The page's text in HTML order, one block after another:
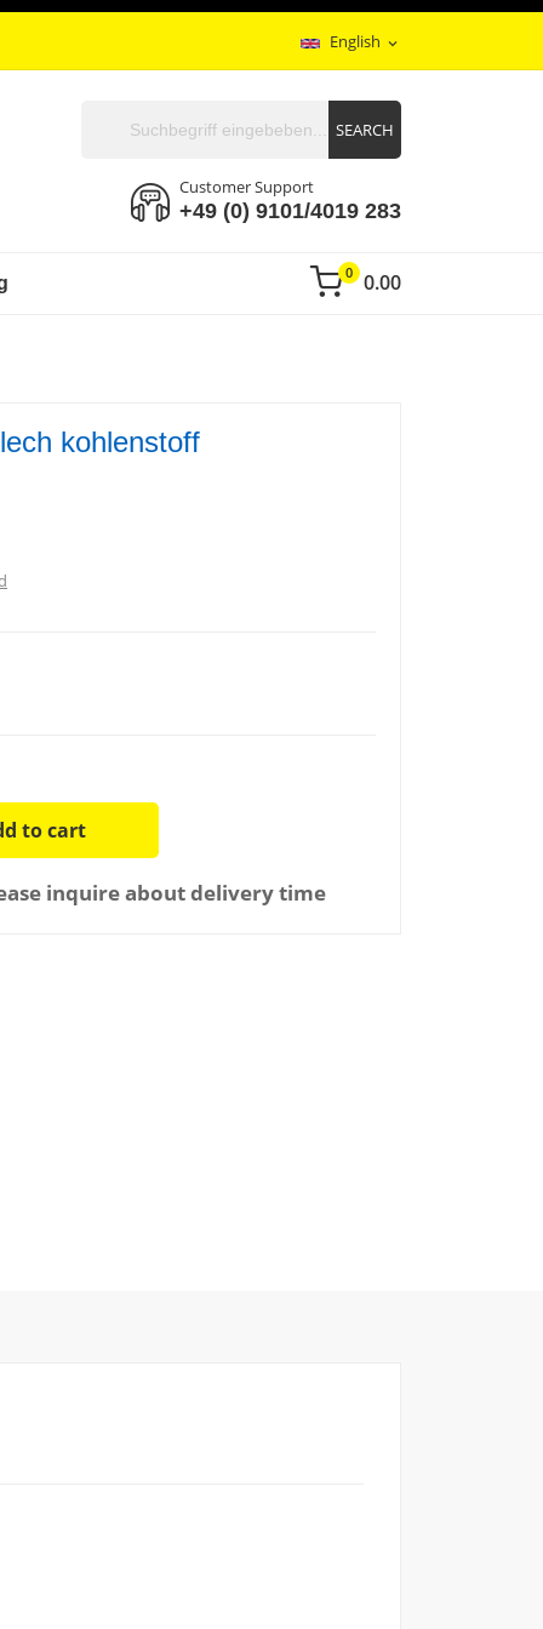
English expand_more
0.00
0
SEARCH
Customer Support
+49 (0) 9101/4019 283
kohlenstoff
to cart
inquire about delivery time